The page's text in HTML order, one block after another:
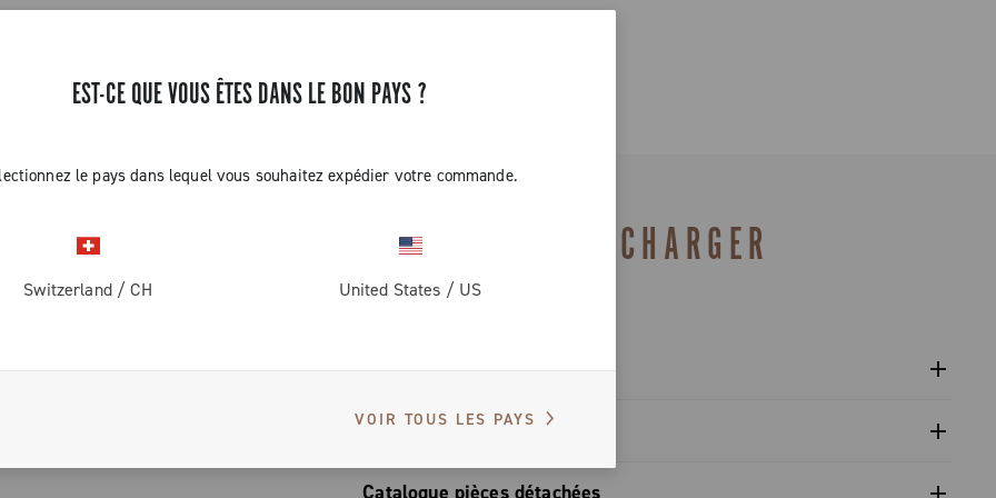
EST-CE QUE VOUS ÊTES DANS LE BON PAYS ?
le pays dans lequel vous souhaitez expédier votre commande.
Switzerland / CH United States / US
VOIR TOUS LES PAYS
s'adapter
départ à
idéale
tolérances
de
côte qu'en
TÉLÉCHARGER
Manuel de l'utilisateur
Manuel utilisateur des pignons - Super Record 13
Manuel technique
Spécifications et interface cadre / guidon - Super Record 13 Wireless
Catalogue pièces détachées